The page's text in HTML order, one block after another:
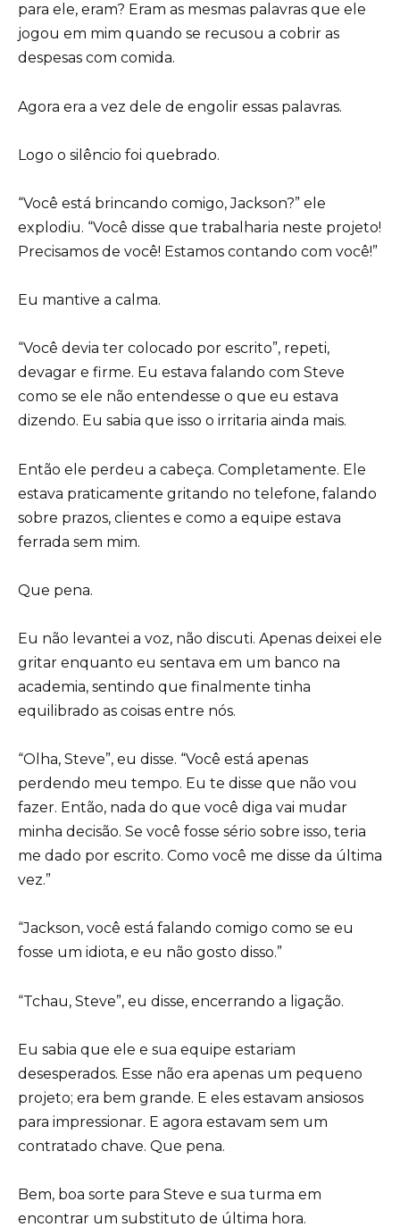
para ele, eram? Eram as mesmas palavras que ele
jogou em mim quando se recusou a cobrir as
despesas com comida.
Agora era a vez dele de engolir essas palavras.
Logo o silêncio foi quebrado.
“Você está brincando comigo, Jackson?” ele
explodiu. “Você disse que trabalharia neste projeto!
Precisamos de você! Estamos contando com você!”
Eu mantive a calma.
“Você devia ter colocado por escrito”, repeti,
devagar e firme. Eu estava falando com Steve
como se ele não entendesse o que eu estava
dizendo. Eu sabia que isso o irritaria ainda mais.
Então ele perdeu a cabeça. Completamente. Ele
estava praticamente gritando no telefone, falando
sobre prazos, clientes e como a equipe estava
ferrada sem mim.
Que pena.
Eu não levantei a voz, não discuti. Apenas deixei ele
gritar enquanto eu sentava em um banco na
academia, sentindo que finalmente tinha
equilibrado as coisas entre nós.
“Olha, Steve”, eu disse. “Você está apenas
perdendo meu tempo. Eu te disse que não vou
fazer. Então, nada do que você diga vai mudar
minha decisão. Se você fosse sério sobre isso, teria
me dado por escrito. Como você me disse da última
vez.”
“Jackson, você está falando comigo como se eu
fosse um idiota, e eu não gosto disso.”
“Tchau, Steve”, eu disse, encerrando a ligação.
Eu sabia que ele e sua equipe estariam
desesperados. Esse não era apenas um pequeno
projeto; era bem grande. E eles estavam ansiosos
para impressionar. E agora estavam sem um
contratado chave. Que pena.
Bem, boa sorte para Steve e sua turma em
encontrar um substituto de última hora.